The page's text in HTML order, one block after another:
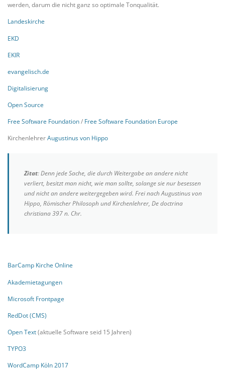
werden, darum die nicht ganz so optimale Tonqualität.
Landeskirche
EKD
EKIR
evangelisch.de
Digitalisierung
Open Source
Free Software Foundation/ Free Software Foundation Europe
KirchenlehrerAugustinus von Hippo
Zitat: Denn jede Sache, die durch Weitergabe an andere nicht
verliert, besitzt man nicht, wie man sollte, solange sie nur besessen
und nicht an andere weitergegeben wird. Frei nach Augustinus von
Hippo, Römischer Philosoph und Kirchenlehrer, De doctrina
christiana 397 n. Chr.
BarCamp Kirche Online
Akademietagungen
Microsoft Frontpage
RedDot (CMS)
Open Text(aktuelle Software seid 15 Jahren)
TYPO3
WordCamp Köln 2017